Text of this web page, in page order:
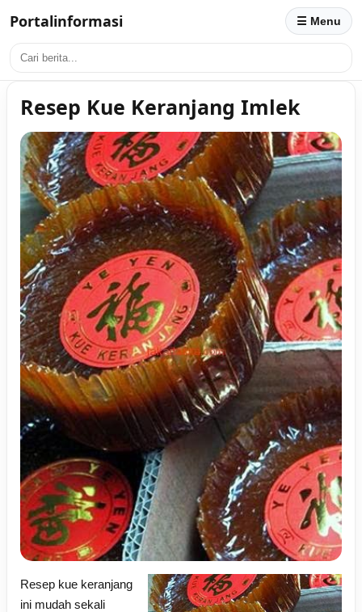
Portalinformasi ☰ Menu
Resep Kue Keranjang Imlek
Resep kue keranjang
ini mudah sekali